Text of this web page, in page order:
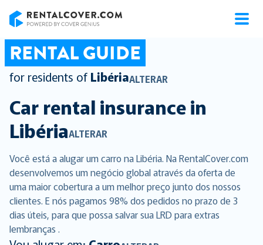
RENTAL GUIDE
for residents of LibériaALTERAR
Car rental insurance in
LibériaALTERAR
Você está a alugar um carro na Libéria. Na RentalCover.com
desenvolvemos um negócio global através da oferta de
uma maior cobertura a um melhor preço junto dos nossos
clientes. E nós pagamos 98% dos pedidos no prazo de 3
dias úteis, para que possa salvar sua LRD para extras
lembranças .